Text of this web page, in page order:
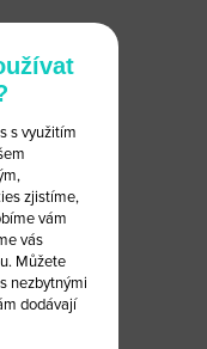
s využitím
zjistíme,
vám
vás
Můžete
nezbytnými
dodávají